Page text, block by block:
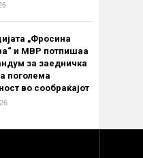
„Фросина
и МВР потпишаа
за заедничка
поголема
во сообраќајот